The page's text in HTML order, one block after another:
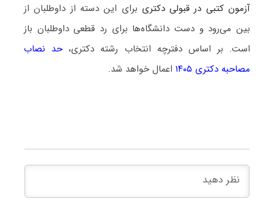
آزمون کتبی در قبولی دکتری برای این دسته از داوطلبان از
بین می‌رود و دست دانشگاه‌ها برای رد قطعی داوطلبان باز
است. بر اساس دفترچه انتخاب رشته دکتری،حد نصاب
مصاحبه دکتری ۱۴۰۵
اعمال خواهد شد.